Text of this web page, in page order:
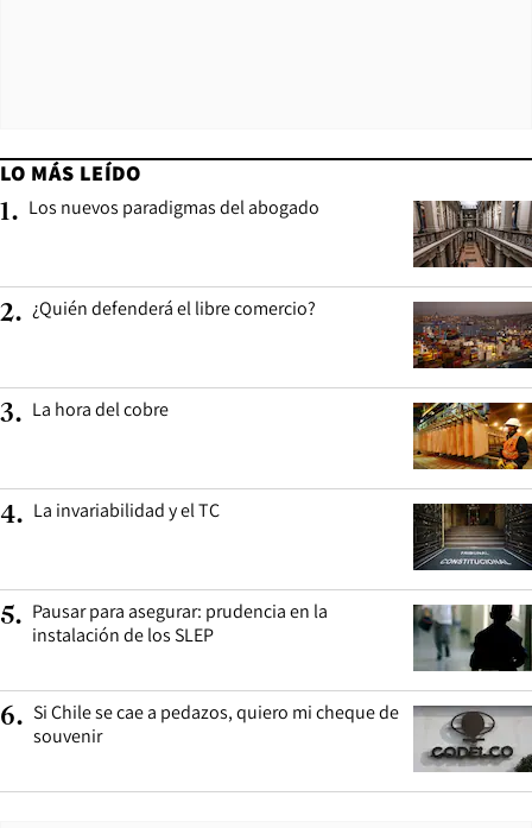
LO MÁS LEÍDO
1. Los nuevos paradigmas del abogado
2. ¿Quién defenderá el libre comercio?
3. La hora del cobre
4. La invariabilidad y el TC
5. Pausar para asegurar: prudencia en la
instalación de los SLEP
6. Si Chile se cae a pedazos, quiero mi cheque de
souvenir